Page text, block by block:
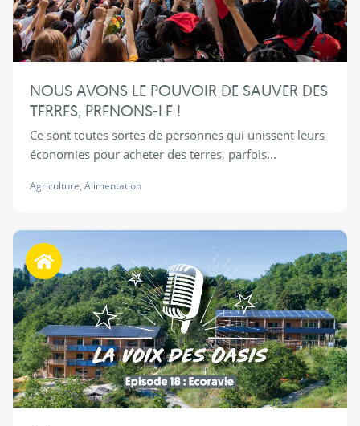
NOUS AVONS LE POUVOIR DE SAUVER DES
TERRES, PRENONS-LE !
Ce sont toutes sortes de personnes qui unissent leurs
économies pour acheter des terres, parfois...
Agriculture, Alimentation
Habiter autrement